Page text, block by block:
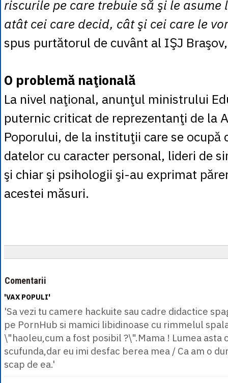
riscurile pe care trebuie să şi le asume
atât cei care decid, cât şi cei care le
spus purtătorul de cuvânt al IŞJ
O problemă naţională
La nivel naţional, anunţul ministrului
puternic criticat de reprezentanţi de la
Poporului, de la instituţii care se ocupă
datelor cu caracter personal, lideri de
şi chiar şi psihologii şi-au exprimat
acestei măsuri.
Comentarii
'VAX POPULI'
'Sa vezi tu camere hackuite sau cadre didactice
pe PornHub si mamici libidinoase cu rimmelul
\"haoleu,cum a fost posibil ?\".Mama ! Lumea asta
scufunda,dar eu imi desfac berea mea / Ca am o
scap de ea.'